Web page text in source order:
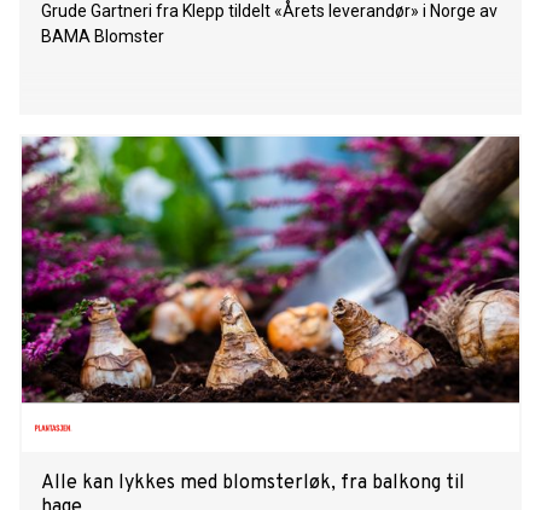
Grude Gartneri fra Klepp tildelt «Årets leverandør» i Norge av
BAMA Blomster
Alle kan lykkes med blomsterløk, fra balkong til